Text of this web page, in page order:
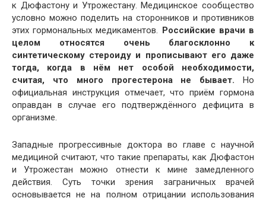
к Дюфастону и Утрожестану. Медицинское сообщество
условно можно поделить на сторонников и противников
этих гормональных медикаментов.
Российские врачи в
целом относятся очень благосклонно к
синтетическому стероиду и прописывают его даже
тогда, когда в нём нет особой необходимости,
считая, что много прогестерона не бывает. Но
официальная инструкция отмечает, что приём гормона
оправдан в случае его подтверждённого дефицита в
организме.
Западные прогрессивные доктора во главе с научной
медициной считают, что такие препараты, как Дюфастон
и Утрожестан можно отнести к мине замедленного
действия. Суть точки зрения заграничных врачей
основывается не на полном отрицании использования